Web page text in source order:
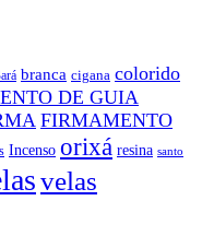
branca cigana colorido
DE GUIA
FIRMAMENTO
Incenso orixá resina santo
velas